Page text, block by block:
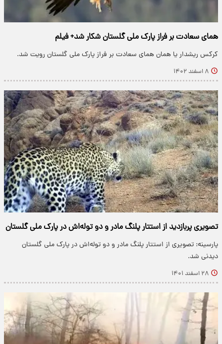
همای سعادت بر فراز پارک ملی گلستان شکار شد+ فیلم
کرکس ریشدار یا همان همای سعادت بر فراز پارک ملی گلستان رویت شد.
۸ اسفند ۱۴۰۲
تصویری پربازدید از استتار پلنگ مادر و دو توله‌اش در پارک ملی گلستان
پارسینه: تصویری از استتار پلنگ مادر و دو توله‌اش در پارک ملی گلستان
دیدنی شد.
۲۸ اسفند ۱۴۰۱